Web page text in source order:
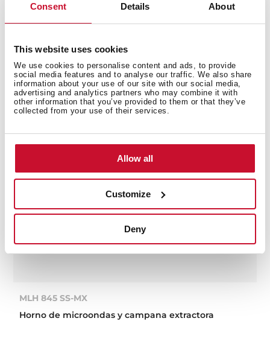
Consent Details About
This website uses cookies
We use cookies to personalise content and ads, to provide
social media features and to analyse our traffic. We also share
information about your use of our site with our social media,
advertising and analytics partners who may combine it with
other information that you’ve provided to them or that they’ve
collected from your use of their services.
Allow all
Customize
Deny
NEO MS 6220 BIS L SS
MLH 845 SS-MX
Horno de microondas y campana extractora